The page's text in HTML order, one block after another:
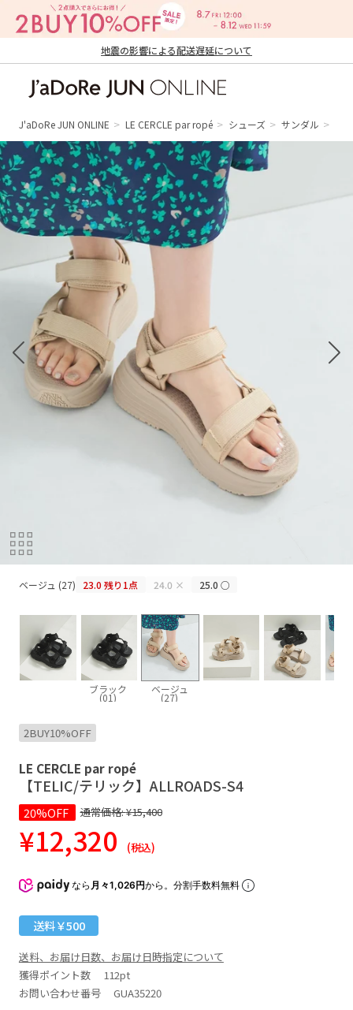
地震の影響による配送遅延について
ン オンライン）
J'aDoRe JUN ONLINE LE CERCLE par ropé シューズ サンダル
ベージュ (27) 23.0残り1点 24.0 × 25.0 ○
ブラック
(01)
ベージュ
(27)
2BUY10%OFF
LE CERCLE par ropé
【TELIC/テリック】ALLROADS-S4
20%OFF 通常価格:¥15,400
¥12,320 (税込)
なら 月々1,026円から。分割手数料無料
送料￥500
送料、お届け日数、お届け日時指定について
獲得ポイント数
112pt
お問い合わせ番号 GUA35220